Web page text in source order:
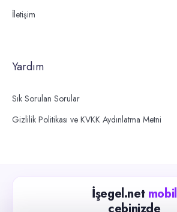
İletişim
Yardım
Sık Sorulan Sorular
Gizlilik Politikası ve KVKK Aydınlatma Metni
İşegel.net mobil